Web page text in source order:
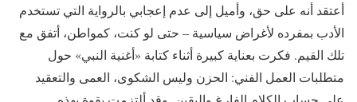
أعتقد أنه على حق، وأميل إلى عدم إعجابي بالرواية التي تستخدم
الأدب بمفرده لأغراض سياسية – حتى لو كنت، كمواطن، أتفق مع
تلك القيم. فكرت بعناية كبيرة أثناء كتابة «أغنية النبي» حول
متطلبات العمل الفني: الحزن وليس الشكوى، العمى والتعقيد